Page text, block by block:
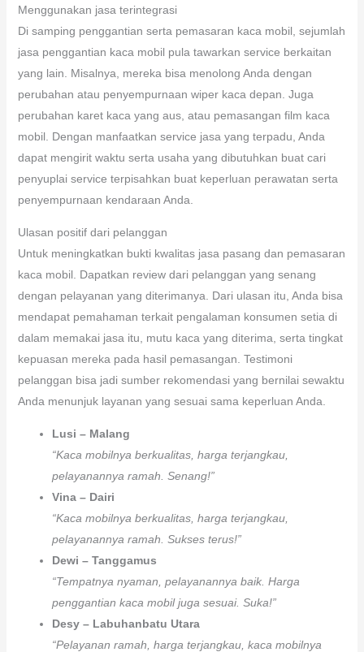
Menggunakan jasa terintegrasi
Di samping penggantian serta pemasaran kaca mobil, sejumlah
jasa penggantian kaca mobil pula tawarkan service berkaitan
yang lain. Misalnya, mereka bisa menolong Anda dengan
perubahan atau penyempurnaan wiper kaca depan. Juga
perubahan karet kaca yang aus, atau pemasangan film kaca
mobil. Dengan manfaatkan service jasa yang terpadu, Anda
dapat mengirit waktu serta usaha yang dibutuhkan buat cari
penyuplai service terpisahkan buat keperluan perawatan serta
penyempurnaan kendaraan Anda.
Ulasan positif dari pelanggan
Untuk meningkatkan bukti kwalitas jasa pasang dan pemasaran
kaca mobil. Dapatkan review dari pelanggan yang senang
dengan pelayanan yang diterimanya. Dari ulasan itu, Anda bisa
mendapat pemahaman terkait pengalaman konsumen setia di
dalam memakai jasa itu, mutu kaca yang diterima, serta tingkat
kepuasan mereka pada hasil pemasangan. Testimoni
pelanggan bisa jadi sumber rekomendasi yang bernilai sewaktu
Anda menunjuk layanan yang sesuai sama keperluan Anda.
Lusi – Malang
“Kaca mobilnya berkualitas, harga terjangkau,
pelayanannya ramah. Senang!”
Vina – Dairi
“Kaca mobilnya berkualitas, harga terjangkau,
pelayanannya ramah. Sukses terus!”
Dewi – Tanggamus
“Tempatnya nyaman, pelayanannya baik. Harga
penggantian kaca mobil juga sesuai. Suka!”
Desy – Labuhanbatu Utara
“Pelayanan ramah, harga terjangkau, kaca mobilnya